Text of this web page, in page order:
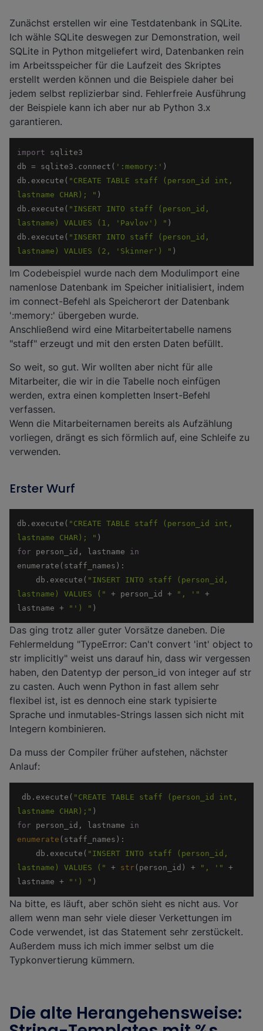
Zunächst erstellen wir eine Testdatenbank in SQLite.
Ich wähle SQLite deswegen zur Demonstration, weil
SQLite in Python mitgeliefert wird, Datenbanken rein
im Arbeitsspeicher für die Laufzeit des Skriptes
erstellt werden können und die Beispiele daher bei
jedem selbst replizierbar sind. Fehlerfreie Ausführung
der Beispiele kann ich aber nur ab Python 3.x
garantieren.
import
db = sqlite3.connect( ':memory:'
db.execute( "CREATE TABLE staff (person_id int,
lastname CHAR); "
db.execute( "INSERT INTO staff (person_id,
lastname) VALUES (1, 'Pavlov') "
db.execute( "INSERT INTO staff (person_id,
lastname) VALUES (2, 'Skinner') " )
Im Codebeispiel wurde nach dem Modulimport eine
namenlose Datenbank im Speicher initialisiert, indem
im connect-Befehl als Speicherort der Datenbank
':memory:' übergeben wurde.
Anschließend wird eine Mitarbeitertabelle namens
"staff" erzeugt und mit den ersten Daten befüllt.
So weit, so gut. Wir wollten aber nicht für alle
Mitarbeiter, die wir in die Tabelle noch einfügen
werden, extra einen kompletten Insert-Befehl
verfassen.
Wenn die Mitarbeiternamen bereits als Aufzählung
vorliegen, drängt es sich förmlich auf, eine Schleife zu
verwenden.
Erster Wurf
db.execute( "CREATE TABLE staff (person_id int,
lastname CHAR); "
for person_id, lastname in
    db.execute(
"INSERT INTO staff (person_id,
lastname) VALUES ("
+ person_id + ", '"
+
lastname +
"') " )
Das ging trotz aller guter Vorsätze daneben. Die
Fehlermeldung "TypeError: Can't convert 'int' object to
str implicitly" weist uns darauf hin, dass wir vergessen
haben, den Datentyp der person_id von integer auf str
zu casten. Auch wenn Python in fast allem sehr
flexibel ist, ist es dennoch eine stark typisierte
Sprache und inmutables-Strings lassen sich nicht mit
Integern kombinieren.
Da muss der Compiler früher aufstehen, nächster
Anlauf:
db.execute( "CREATE TABLE staff (person_id int,
lastname CHAR);"
for person_id, lastname in
enumerate
    db.execute(
"INSERT INTO staff (person_id,
lastname) VALUES ("
+ str(person_id) + ", '"
+
lastname +
"') " )
Na bitte, es läuft, aber schön sieht es nicht aus. Vor
allem wenn man sehr viele dieser Verkettungen im
Code verwendet, ist das Statement sehr zerstückelt.
Außerdem muss ich mich immer selbst um die
Typkonvertierung kümmern.
Die alte Herangehensweise: